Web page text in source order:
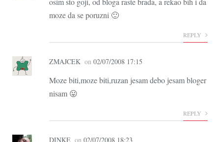
moze da se poruzni 🙂
REPLY
ZMAJCEK on 02/07/2008 17:15
Moze biti,moze biti,ruzan jesam debo jesam bloger
nisam 😛
REPLY
DINKE on 02/07/2008 18:23